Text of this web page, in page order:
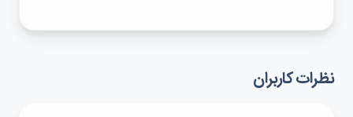
نظرات کاربران